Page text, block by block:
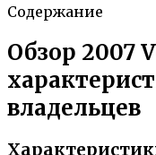
Содержание
Обзор 2007
владельцев